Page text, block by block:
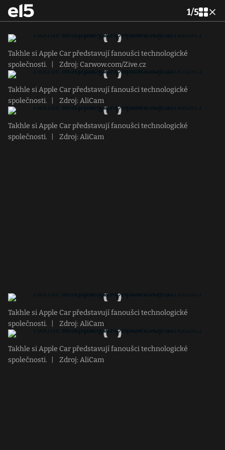
1/5
Takhle si Apple Car představují fanoušci technologické
společnosti.
Zdroj: Carwow.com/Zive.cz
Takhle si Apple Car představují fanoušci technologické
společnosti.
Zdroj: AliCam
Takhle si Apple Car představují fanoušci technologické
společnosti.
Zdroj: AliCam
Takhle si Apple Car představují fanoušci technologické
společnosti.
Zdroj: AliCam
Takhle si Apple Car představují fanoušci technologické
společnosti.
Zdroj: AliCam